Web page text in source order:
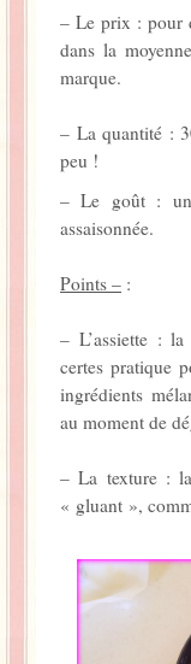
– Le prix : pour
dans la
marque.
– La quantité :
peu !
– Le goût :
assaisonnée.
Points – :
– L’assiette :
certes pratique
ingrédients
au moment de
– La texture :
« gluant »,